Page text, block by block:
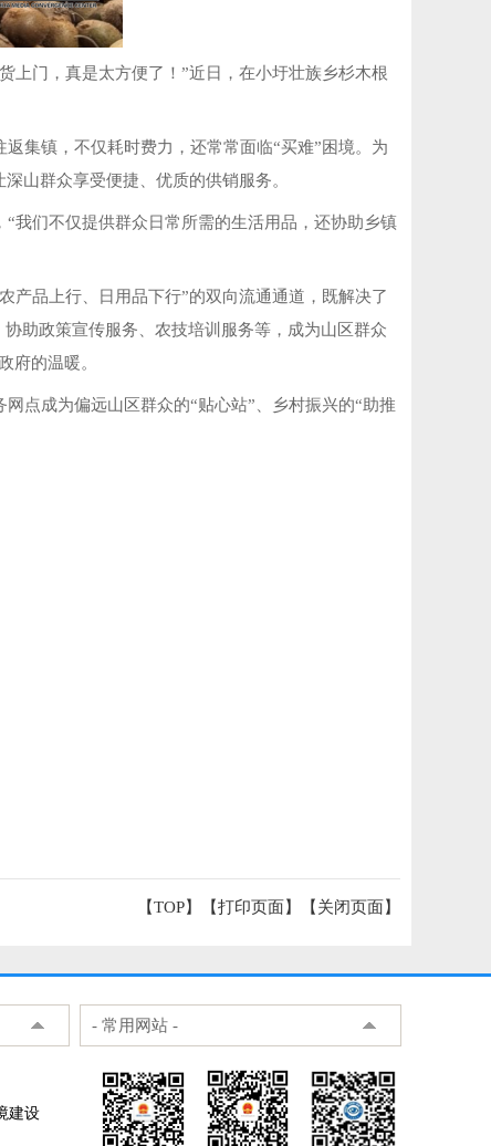
上门，真是太方便了！”近日，在小圩壮族乡杉木根
集镇，不仅耗时费力，还常常面临“买难”困境。为
山群众享受便捷、优质的供销服务。
我们不仅提供群众日常所需的生活用品，还协助乡镇
产品上行、日用品下行”的双向流通通道，既解决了
助政策宣传服务、农技培训服务等，成为山区群众
府的温暖。
点成为偏远山区群众的“贴心站”、乡村振兴的“助推
【TOP】 【打印页面】【关闭页面】
- 常用网站 -
建设